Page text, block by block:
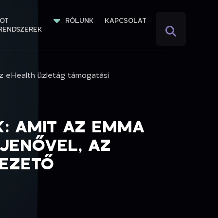
RÓLUNK KAPCSOLAT
eHealth üzletág támogatási
AMIT AZ EMMA
AZ